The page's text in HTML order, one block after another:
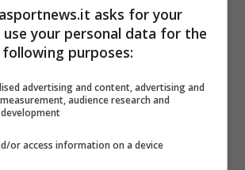
la scena. Un’immagine che,
ha fatto rapidamente il giro
prima volta: talento e
dal campo
asks for your
your personal data for the
following purposes:
advertising and content, advertising and
audience research and
or access information on a device